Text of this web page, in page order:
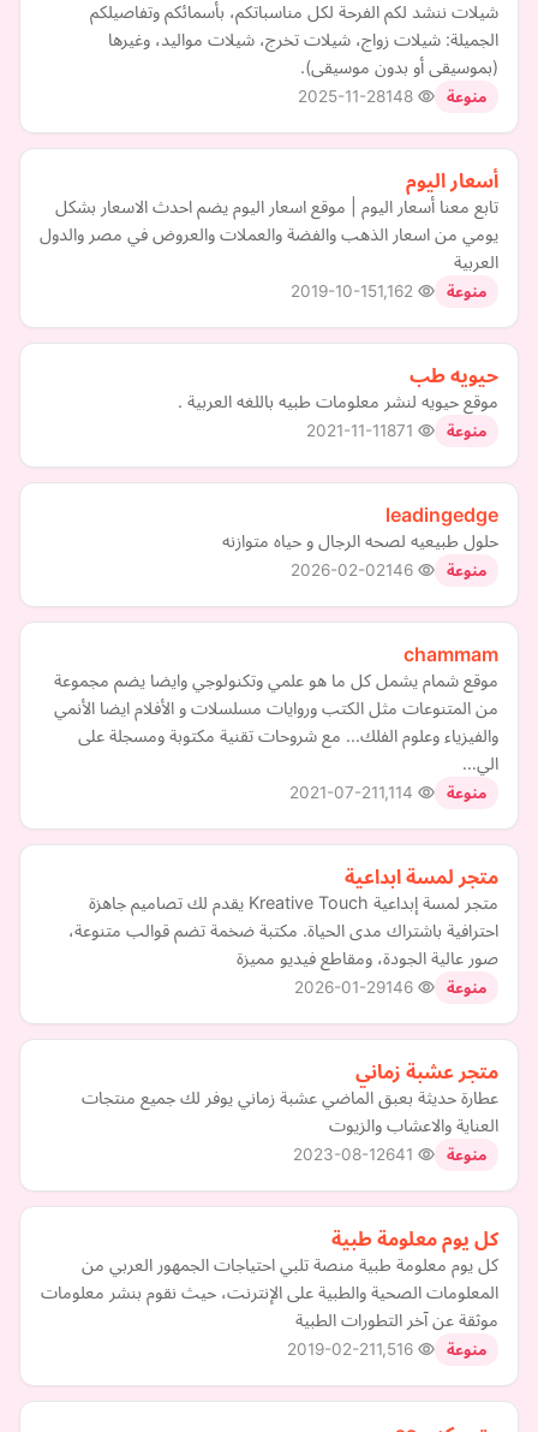
شيلات ننشد لكم الفرحة لكل مناسباتكم، بأسمائكم وتفاصيلكم
الجميلة: شيلات زواج، شيلات تخرج، شيلات مواليد، وغيرها
(بموسيقى أو بدون موسيقى).
منوعة 2025-11-28
أسعار اليوم
تابع معنا أسعار اليوم | موقع اسعار اليوم يضم احدث الاسعار بشكل
يومي من اسعار الذهب والفضة والعملات والعروض في مصر والدول
العربية
منوعة 2019-10-15
حيويه طب
موقع حيويه لنشر معلومات طبيه باللغه العربية .
منوعة 2021-11-11
leadingedge
حلول طبيعيه لصحه الرجال و حياه متوازنه
منوعة 2026-02-02
chammam
موقع شمام يشمل كل ما هو علمي وتكنولوجي وايضا يضم مجموعة
من المتنوعات مثل الكتب وروايات مسلسلات و الأفلام ايضا الأنمي
والفيزياء وعلوم الفلك... مع شروحات تقنية مكتوبة ومسجلة على
الي…
منوعة 2021-07-21
متجر لمسة ابداعية
متجر لمسة إبداعية Kreative Touch يقدم لك تصاميم جاهزة
احترافية باشتراك مدى الحياة. مكتبة ضخمة تضم قوالب متنوعة،
صور عالية الجودة، ومقاطع فيديو مميزة
منوعة 2026-01-29
متجر عشبة زماني
عطارة حديثة بعبق الماضي عشبة زماني يوفر لك جميع منتجات
العناية والاعشاب والزيوت
منوعة 2023-08-12
كل يوم معلومة طبية
كل يوم معلومة طبية منصة تلبي احتياجات الجمهور العربي من
المعلومات الصحية والطبية على الإنترنت، حيث نقوم بنشر معلومات
موثقة عن آخر التطورات الطبية
منوعة 2019-02-21